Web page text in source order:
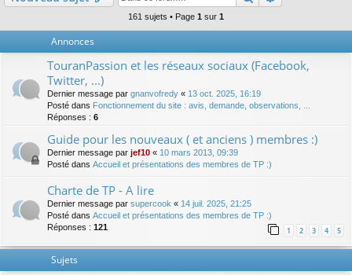
h
161 sujets • Page 1 sur 1
Annonces
TouranPassion et les réseaux sociaux (Facebook,
Twitter, ...)
Dernier message par gnanvofredy « 13 oct. 2025, 16:19
Posté dans Fonctionnement du site : avis, demande, observations, ...
Réponses : 6
Guide pour les nouveaux ( et anciens ) membres :)
Dernier message par jef10 « 10 mars 2013, 09:39
Posté dans Accueil et présentations des membres de TP :)
Charte de TP - A lire
Dernier message par supercook « 14 juil. 2025, 21:25
Posté dans Accueil et présentations des membres de TP :)
Réponses : 121 1 2 3 4 5
Sujets